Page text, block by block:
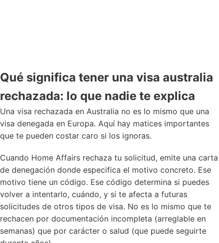
Qué significa tener una visa australia
rechazada: lo que nadie te explica
Una visa rechazada en Australia no es lo mismo que una
visa denegada en Europa. Aquí hay matices importantes
que te pueden costar caro si los ignoras.
Cuando Home Affairs rechaza tu solicitud, emite una carta
de denegación donde especifica el motivo concreto. Ese
motivo tiene un código. Ese código determina si puedes
volver a intentarlo, cuándo, y si te afecta a futuras
solicitudes de otros tipos de visa. No es lo mismo que te
rechacen por documentación incompleta (arreglable en
semanas) que por carácter o salud (que puede seguirte